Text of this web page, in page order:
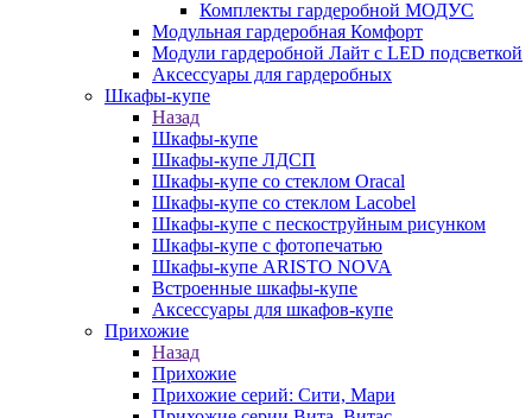
Комплекты гардеробной МОДУС
Модульная гардеробная Комфорт
Модули гардеробной Лайт с LED подсветкой
Аксессуары для гардеробных
Шкафы-купе
Назад
Шкафы-купе
Шкафы-купе ЛДСП
Шкафы-купе со стеклом Oracal
Шкафы-купе со стеклом Lacobel
Шкафы-купе с пескоструйным рисунком
Шкафы-купе с фотопечатью
Шкафы-купе ARISTO NOVA
Встроенные шкафы-купе
Аксессуары для шкафов-купе
Прихожие
Назад
Прихожие
Прихожие серий: Сити, Мари